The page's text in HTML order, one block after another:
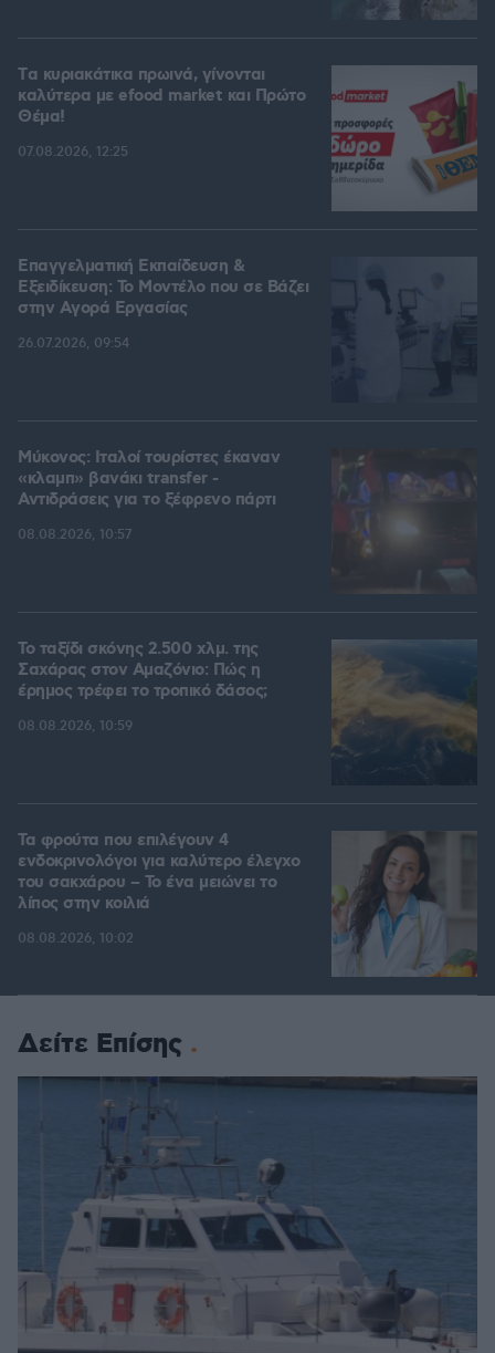
Tα κυριακάτικα πρωινά, γίνονται
καλύτερα με efood market και Πρώτο
Θέμα!
07.08.2026, 12:25
Επαγγελματική Εκπαίδευση &
Εξειδίκευση: Το Mοντέλο που σε Bάζει
στην Aγορά Eργασίας
26.07.2026, 09:54
Μύκονος: Ιταλοί τουρίστες έκαναν
«κλαμπ» βανάκι transfer -
Αντιδράσεις για το ξέφρενο πάρτι
08.08.2026, 10:57
Το ταξίδι σκόνης 2.500 χλμ. της
Σαχάρας στον Αμαζόνιο: Πώς η
έρημος τρέφει το τροπικό δάσος;
08.08.2026, 10:59
Τα φρούτα που επιλέγουν 4
ενδοκρινολόγοι για καλύτερο έλεγχο
του σακχάρου – Το ένα μειώνει το
λίπος στην κοιλιά
08.08.2026, 10:02
Δείτε Επίσης